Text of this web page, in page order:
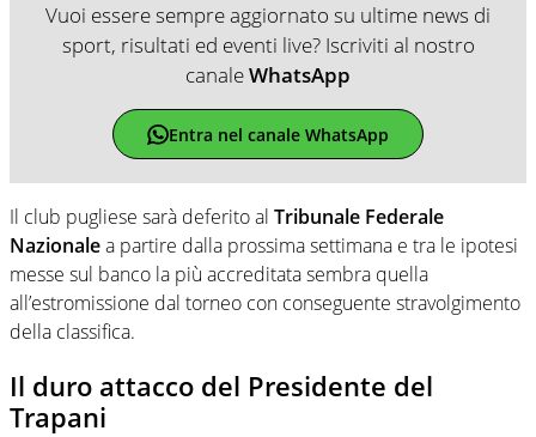
Vuoi essere sempre aggiornato su ultime news di
sport, risultati ed eventi live? Iscriviti al nostro
canaleWhatsApp
Entra nel canale WhatsApp
Il club pugliese sarà deferito al Tribunale Federale
Nazionalea partire dalla prossima settimana e tra le ipotesi
messe sul banco la più accreditata sembra quella
all’estromissione dal torneo con conseguente stravolgimento
della classifica.
Il duro attacco del Presidente del
Trapani